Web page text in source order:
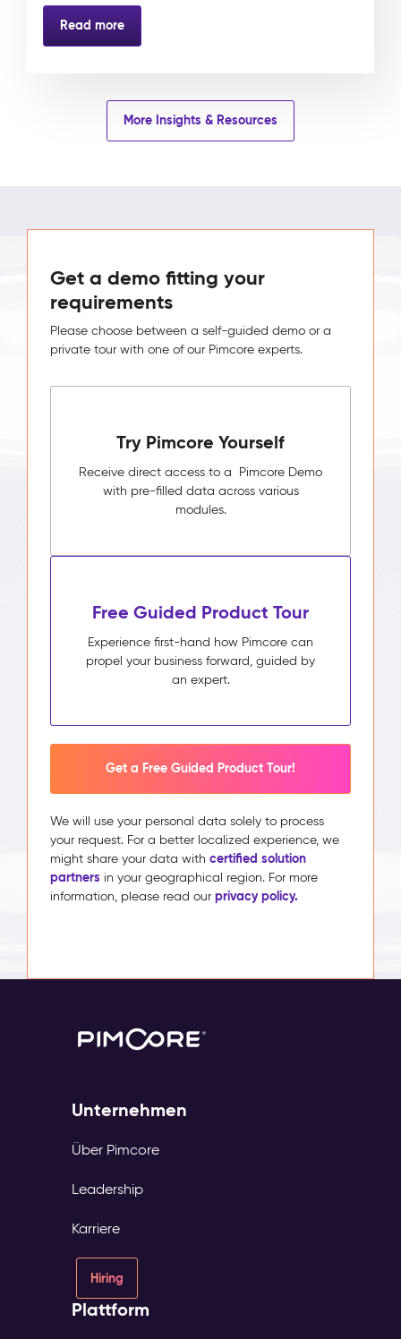
Read more
More Insights & Resources
Get a demo fitting your
requirements
Please choose between a self-guided demo or a
private tour with one of our Pimcore experts.
Try Pimcore Yourself
Receive direct access to a Pimcore Demo
with pre-filled data across various
modules.
Free Guided Product Tour
Experience first-hand how Pimcore can
propel your business forward, guided by
an expert.
Get a Free Guided Product Tour!
We will use your personal data solely to process
your request. For a better localized experience, we
might share your data with certified solution
partners in your geographical region. For more
information, please read our privacy policy.
Unternehmen
Über Pimcore
Leadership
Karriere
Hiring
Plattform